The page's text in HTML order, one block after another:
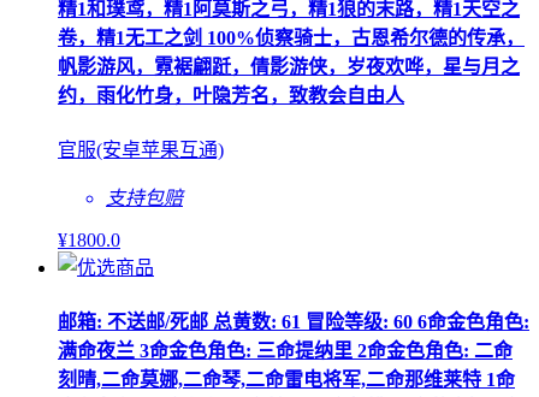
精1和璞鸢，精1阿莫斯之弓，精1狼的末路，精1天空之
卷，精1无工之剑 100%侦察骑士，古恩希尔德的传承，
帆影游风，霓裾翩跹，倩影游侠，岁夜欢哗，星与月之
约，雨化竹身，叶隐芳名，致教会自由人
官服(安卓苹果互通)
支持包赔
¥1800.0
邮箱: 不送邮/死邮 总黄数: 61 冒险等级: 60 6命金色角色:
满命夜兰 3命金色角色: 三命提纳里 2命金色角色: 二命
刻晴,二命莫娜,二命琴,二命雷电将军,二命那维莱特 1命